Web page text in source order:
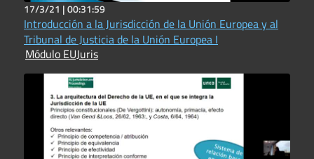
17/3/21 |00:31:59
Introducción a la Jurisdicción de la Unión Europea y al
Tribunal de Justicia de la Unión Europea I
Módulo EUJuris